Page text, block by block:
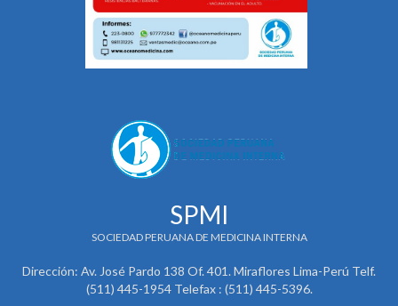
SPMI
SOCIEDAD PERUANA DE MEDICINA INTERNA
Dirección: Av. José Pardo 138 Of. 401. Miraflores Lima-Perú Telf.
(511) 445-1954 Telefax : (511) 445-5396.